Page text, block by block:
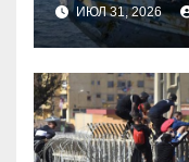
ИЮЛ 31, 2026